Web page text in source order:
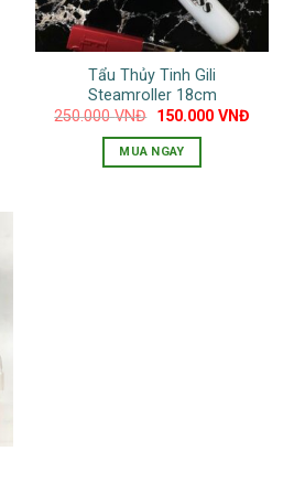
Tẩu Thủy Tinh Gili
Steamroller 18cm
250.000VNĐ Giá
là:
250.000 VNĐ.
150.000 VNĐGiá
MUA NGAY